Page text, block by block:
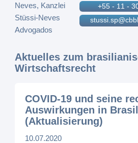
+55 - 11 -
Aktuelles zum
Wirtschaftsrecht
COVID-19 und seine
Auswirkungen in
(Aktualisierung)
10.07.2020